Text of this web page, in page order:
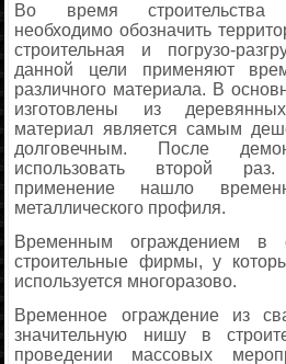
Во время строительства
необходимо обозначить
строительная и погрузо-
данной цели применяют
различного материала. В
изготовлены из
материал является самым
долговечным. После
использовать второй
применение нашло
металлического профиля.
Временным ограждением в
строительные фирмы, у
используется многоразово.
Временное ограждение из
значительную нишу в
проведении массовых